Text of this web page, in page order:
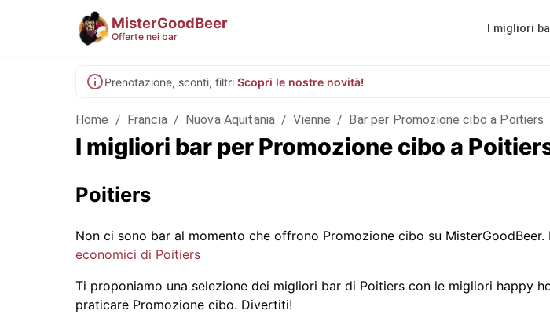
MisterGoodBeer
Offerte nei bar
I migliori
Prenotazione, sconti, filtri Scopri le nostre novità!
Home / Francia / Nuova Aquitania / Vienne / Bar per Promozione cibo a Poitiers
I migliori bar per Promozione cibo a
Poitiers
Non ci sono bar al momento che offrono Promozione cibo su
economici di Poitiers
Ti proponiamo una selezione dei migliori bar di Poitiers con le migliori happy
praticare Promozione cibo. Divertiti!